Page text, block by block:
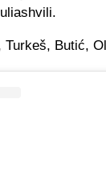
Turkeš, Butić,